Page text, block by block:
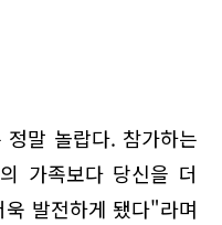
말 놀랍다. 참가하는
가족보다 당신을 더
발전하게 됐다"라며